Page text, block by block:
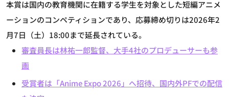
本賞は国内の教育機関に在籍する学生を対象とした短編アニメ
ーションのコンペティションであり、応募締め切りは2026年2
月7日（土）18:00まで延長されている。
審査員長は林祐一郎監督、大手4社のプロデューサーも参
画
受賞者は「Anime Expo 2026」へ招待、国内外PFでの配信